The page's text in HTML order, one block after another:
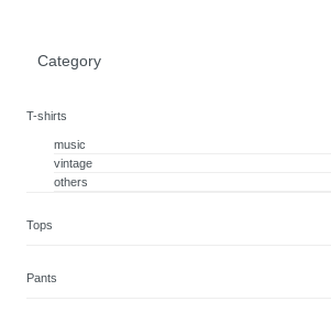
Category
T-shirts
music
vintage
others
Tops
Pants